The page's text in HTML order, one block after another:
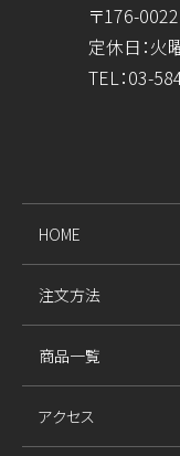
〒176-
定休日：
TEL：03-
HOME
注文方法
商品一覧
アクセス